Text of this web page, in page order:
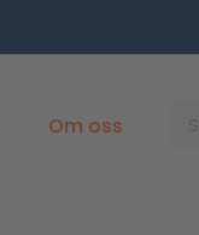
Om oss